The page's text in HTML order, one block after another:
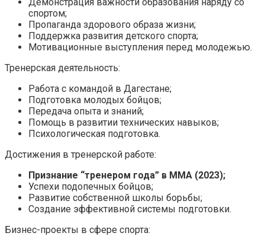
спортом;
Пропаганда здорового образа жизни;
Поддержка развития детского спорта;
Мотивационные выступления перед молодежью.
Тренерская деятельность:
Работа с командой в Дагестане;
Подготовка молодых бойцов;
Передача опыта и знаний;
Помощь в развитии технических навыков;
Психологическая подготовка.
Достижения в тренерской работе:
Признание “тренером года” в ММА (2023);
Успехи подопечных бойцов;
Развитие собственной школы борьбы;
Создание эффективной системы подготовки.
Бизнес-проекты в сфере спорта: